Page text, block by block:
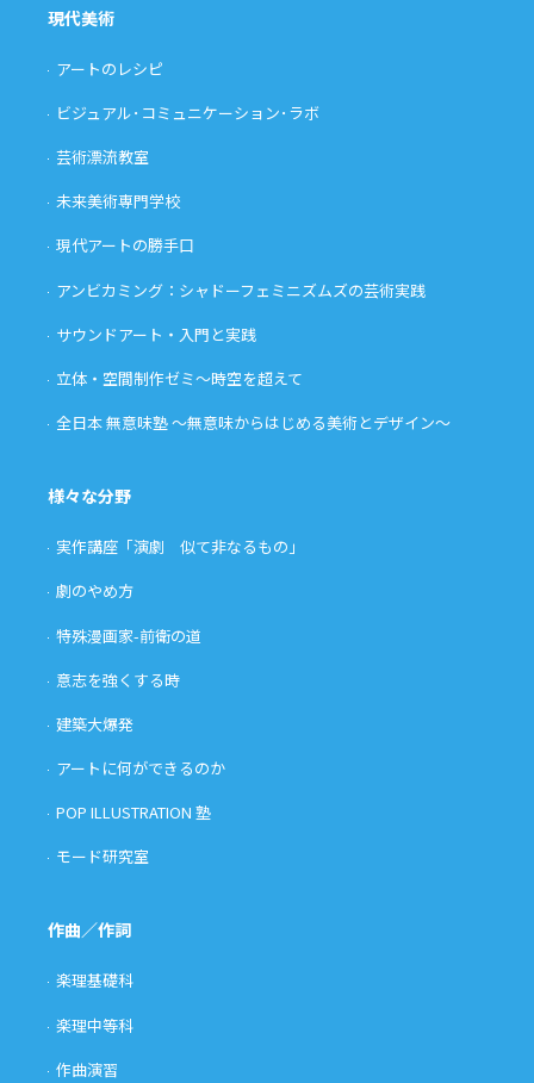
現代美術
アートのレシピ
ビジュアル･コミュニケーション･ラボ
芸術漂流教室
未来美術専門学校
現代アートの勝手口
アンビカミング：シャドーフェミニズムズの芸術実践
サウンドアート・入門と実践
立体・空間制作ゼミ〜時空を超えて
全日本 無意味塾 〜無意味からはじめる美術とデザイン〜
様々な分野
実作講座「演劇 似て非なるもの」
劇のやめ方
特殊漫画家-前衛の道
意志を強くする時
建築大爆発
アートに何ができるのか
POP ILLUSTRATION 塾
モード研究室
作曲／作詞
楽理基礎科
楽理中等科
作曲演習